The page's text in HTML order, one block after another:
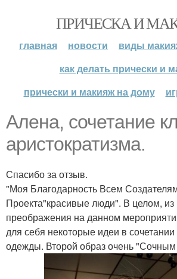
ПРИЧЕСКА И
главная новости
виды
как делать прически и
прически и макияж на дому
Алена, сочетание
аристократизма.
Спасибо за отзыв.
"Моя Благодарность Всем
Проекта"красивые люди". В целом, из
преображения на данном
для себя некоторые идеи в сочетании
одежды. Второй образ очень "Сочным